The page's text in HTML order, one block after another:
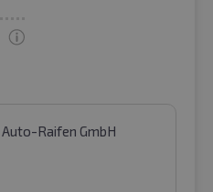
Raifen GmbH